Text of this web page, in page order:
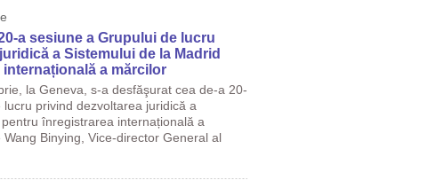
a sesiune a Grupului de lucru
a Sistemului de la Madrid
a mărcilor
la Geneva, s-a desfăşurat cea de-a 20-
privind dezvoltarea juridică a
înregistrarea internațională a
Binying, Vice-director General al